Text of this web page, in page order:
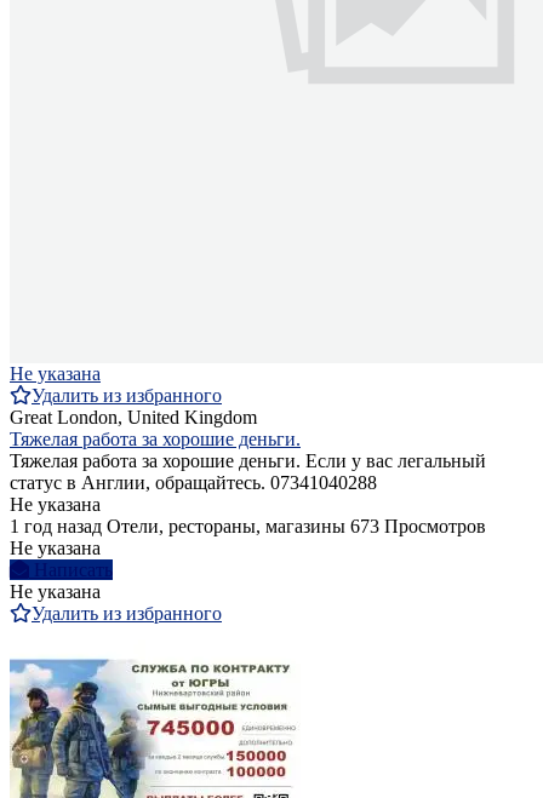
Не указана
Удалить из избранного
Great London, United Kingdom
Тяжелая работа за хорошие деньги.
Тяжелая работа за хорошие деньги. Если у вас легальный
статус в Англии, обращайтесь. 07341040288
Не указана
1 год назад Отели, рестораны, магазины 673 Просмотров
Не указана
Написать
Не указана
Удалить из избранного